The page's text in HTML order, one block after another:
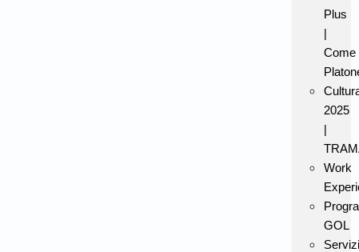
Plus
|
Come
2025
|
Work
GOL
Servizi